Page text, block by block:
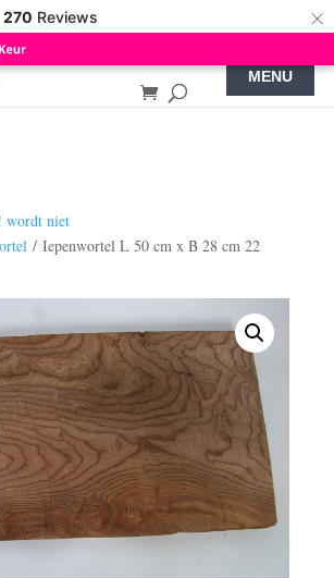
270 Reviews ×
wordt niet
/ Iepenwortel L 50 cm x B 28 cm 22